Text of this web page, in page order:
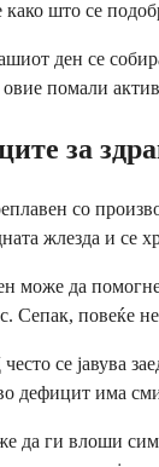
што се
ден се
овие помали
за
со
жлезда и
може да
Сепак, повеќе
се јавува
дефицит има
да ги влоши